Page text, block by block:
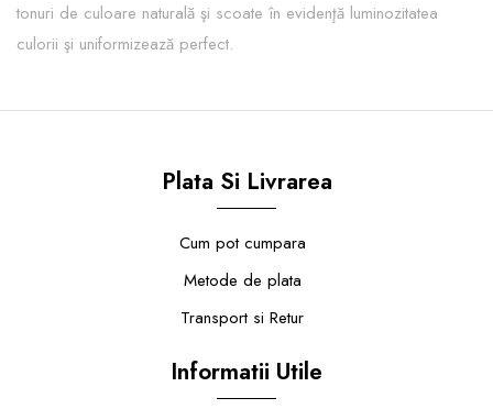
tonuri de culoare naturală şi scoate în evidenţă luminozitatea
culorii şi uniformizează perfect.
Plata Si Livrarea
Cum pot cumpara
Metode de plata
Transport si Retur
Informatii Utile